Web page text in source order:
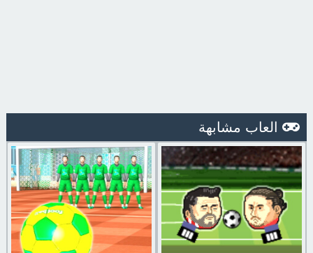
العاب مشابهة